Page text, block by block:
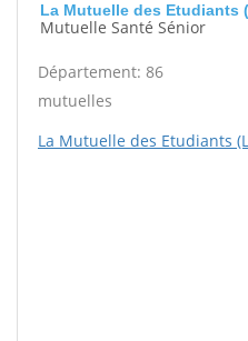
La Mutuelle des Etudiants
Mutuelle Santé Sénior
Département: 86
mutuelles
La Mutuelle des Etudiants